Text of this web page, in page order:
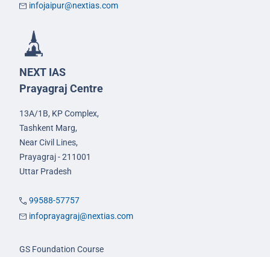
infojaipur@nextias.com
NEXT IAS
Prayagraj Centre
13A/1B, KP Complex,
Tashkent Marg,
Near Civil Lines,
Prayagraj - 211001
Uttar Pradesh
99588-57757
infoprayagraj@nextias.com
GS Foundation Course